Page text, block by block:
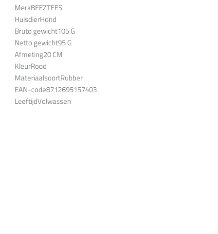
MerkBEEZTEES
HuisdierHond
Bruto gewicht105 G
Netto gewicht95 G
Afmeting20 CM
KleurRood
MateriaalsoortRubber
EAN-code8712695157403
LeeftijdVolwassen